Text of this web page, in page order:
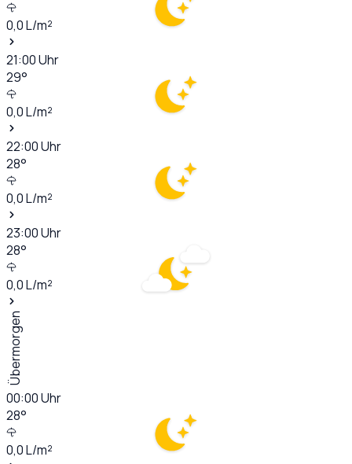
0,0L/m²
21:00Uhr
29°
0,0L/m²
22:00Uhr
28°
0,0L/m²
23:00Uhr
28°
0,0L/m²
Übermorgen
00:00Uhr
28°
0,0L/m²